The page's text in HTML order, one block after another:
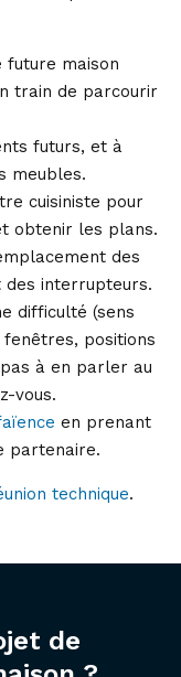
maison
train de parcourir
futurs, et à
meubles.
cuisiniste pour
obtenir les plans.
des
des interrupteurs.
difficulté (sens
positions
à en parler au
vous.
en prenant
partenaire.
technique.
de